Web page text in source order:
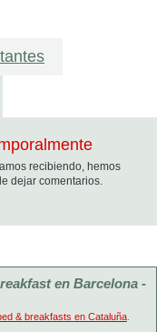
recibiendo, hemos
dejar comentarios.
en Barcelona -
& breakfasts en Cataluña